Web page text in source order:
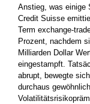
Anstieg, was ­einige
Credit Suisse
Term exchange-
Prozent, nachdem
Milliarden ­Dollar
eingestampft.
abrupt, ­bewegte
durchaus